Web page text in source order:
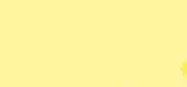
med massa trevliga frihetligt
så skickar vi